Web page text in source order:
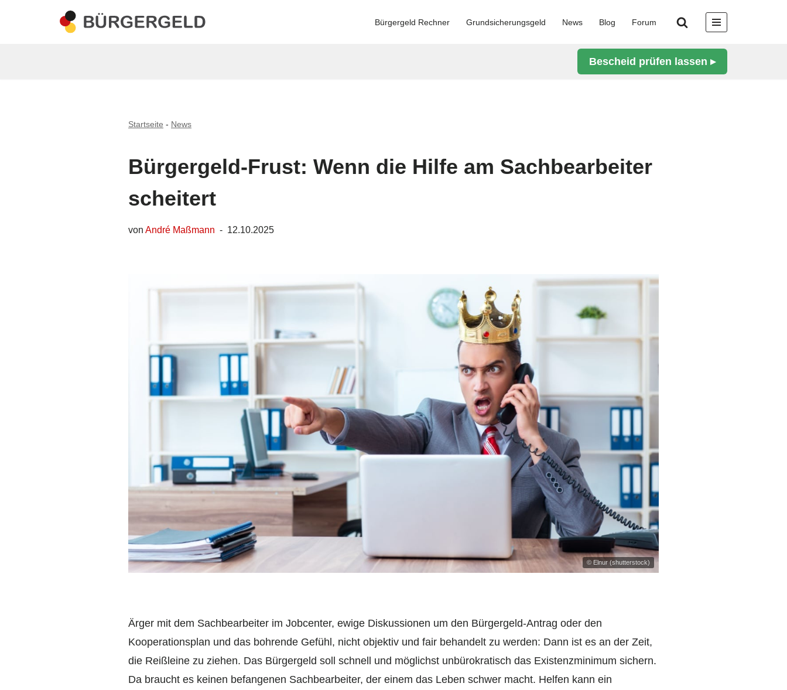
Bürgergeld Rechner Grundsicherungsgeld News Blog Forum
Bescheid prüfen lassen ▸
Startseite - News
Bürgergeld-Frust: Wenn die Hilfe am Sachbearbeiter
scheitert
von André Maßmann 12.10.2025
© Elnur (shutterstock)
Ärger mit dem Sachbearbeiter im Jobcenter, ewige Diskussionen um den Bürgergeld-Antrag oder den
Kooperationsplan und das bohrende Gefühl, nicht objektiv und fair behandelt zu werden: Dann ist es an der Zeit,
die Reißleine zu ziehen. Das Bürgergeld soll schnell und möglichst unbürokratisch das Existenzminimum sichern.
Da braucht es keinen befangenen Sachbearbeiter, der einem das Leben schwer macht. Helfen kann ein